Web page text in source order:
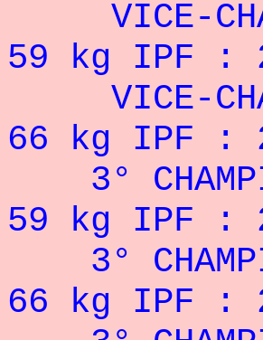
VICE-
59 kg IPF :
VICE-
66 kg IPF :
3°
59 kg IPF :
3°
66 kg IPF :